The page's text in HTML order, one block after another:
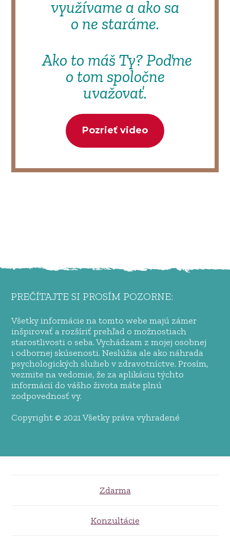
využívame a ako sa
o ne staráme.
Ako to máš Ty? Poďme
o tom spoločne
uvažovať.
Pozrieť video
PREČÍTAJTE SI PROSÍM POZORNE:
Všetky informácie na tomto webe majú zámer
inšpirovať a rozšíriť prehľad o možnostiach
starostlivosti o seba. Vychádzam z mojej osobnej
i odbornej skúsenosti. Neslúžia ale ako náhrada
psychologických služieb v zdravotníctve. Prosím,
vezmite na vedomie, že za aplikáciu týchto
informácií do vášho života máte plnú
zodpovednosť vy.
Copyright © 2021 Všetky práva vyhradené
Zdarma
Konzultácie